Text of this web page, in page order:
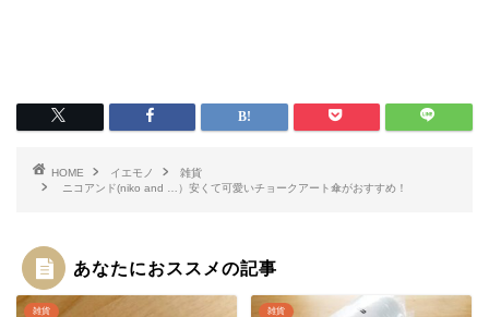
HOME イエモノ
雑貨
ニコアンド(niko and …）安くて可愛いチョークアート傘がおすすめ！
あなたにおススメの記事
雑貨 雑貨